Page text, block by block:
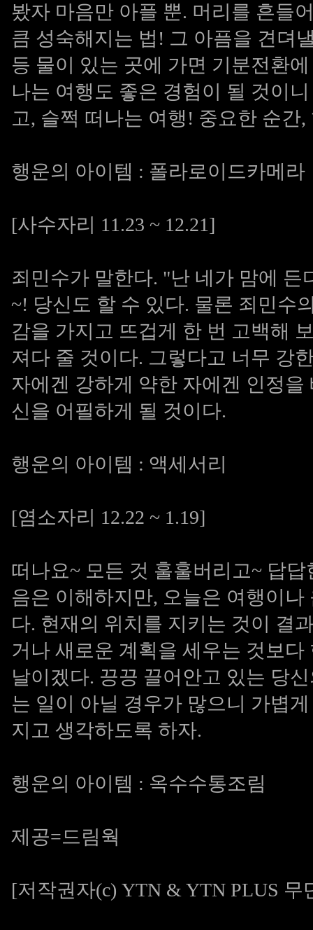
봤자 마음만 아플 뿐. 머리를 흔들
큼 성숙해지는 법! 그 아픔을 견뎌
등 물이 있는 곳에 가면 기분전환
나는 여행도 좋은 경험이 될 것이
고, 슬쩍 떠나는 여행! 중요한 순간
행운의 아이템 : 폴라로이드카메라
[사수자리 11.23 ~ 12.21]
죄민수가 말한다. "난 네가 맘에
~! 당신도 할 수 있다. 물론 죄민수
감을 가지고 뜨겁게 한 번 고백해
져다 줄 것이다. 그렇다고 너무 강
자에겐 강하게 약한 자에겐 인정
신을 어필하게 될 것이다.
행운의 아이템 : 액세서리
[염소자리 12.22 ~ 1.19]
떠나요~ 모든 것 훌훌버리고~ 답
음은 이해하지만, 오늘은 여행이
다. 현재의 위치를 지키는 것이 결
거나 새로운 계획을 세우는 것보
날이겠다. 끙끙 끌어안고 있는 당
는 일이 아닐 경우가 많으니 가볍
지고 생각하도록 하자.
행운의 아이템 : 옥수수통조림
제공=드림웍
[저작권자(c) YTN & YTN PLUS